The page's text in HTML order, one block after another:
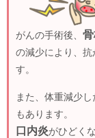
がんの手術後、
の減少により、
す。
また、体重減少し
もあります。
口内炎がひどく